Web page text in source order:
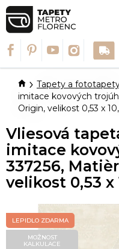
Přejít
na
obsah
DomůTapety a
imitace kovových
Origin, velikost 0,53 x
Vliesová
imitace
337256,
velikost 0,53 x
LEPIDLO ZDARMA
MOŽNOST
KALKULACE